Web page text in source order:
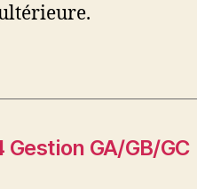
GA/GB/GC